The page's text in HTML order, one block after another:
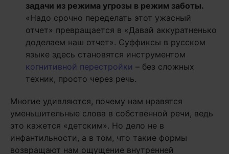
задачи из режима угрозы в режим заботы.
«Надо срочно переделать этот ужасный
отчет» превращается в «Давай аккуратненько
доделаем наш отчет». Суффиксы в русском
языке здесь становятся инструментом
когнитивной перестройки – без сложных
техник, просто через речь.
Многие удивляются, почему нам нравятся
уменьшительные слова в собственной речи, ведь
это кажется «детским». Но дело не в
инфантильности, а в том, что такие формы
возвращают нам ощущение внутренней